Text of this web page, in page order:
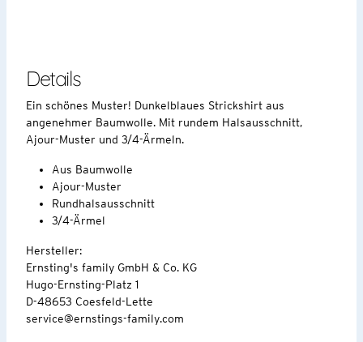
Details
Ein schönes Muster! Dunkelblaues Strickshirt aus
angenehmer Baumwolle. Mit rundem Halsausschnitt,
Ajour-Muster und 3/4-Ärmeln.
Aus Baumwolle
Ajour-Muster
Rundhalsausschnitt
3/4-Ärmel
Hersteller:
Ernsting's family GmbH & Co. KG
Hugo-Ernsting-Platz 1
D-48653 Coesfeld-Lette
service@ernstings-family.com